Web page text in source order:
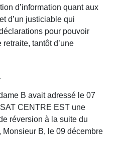
d’information quant aux
d’un justiciable qui
pour pouvoir
retraite, tantôt d’une
B avait adressé le 07
CENTRE EST une
réversion à la suite du
B, le 09 décembre